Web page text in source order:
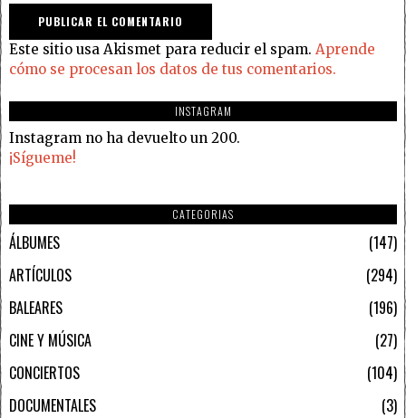
Este sitio usa Akismet para reducir el spam. Aprende
cómo se procesan los datos de tus comentarios.
INSTAGRAM
Instagram no ha devuelto un 200.
¡Sígueme!
CATEGORIAS
ÁLBUMES
147
ARTÍCULOS
294
BALEARES
196
CINE Y MÚSICA
27
CONCIERTOS
104
DOCUMENTALES
3